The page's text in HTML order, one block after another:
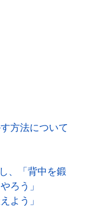
方法について
、「背中を鍛
ろう」
よう」